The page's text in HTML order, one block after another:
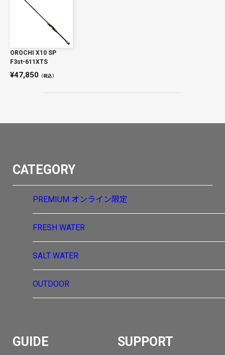
OROCHI X10 SP
F3st-611XTS
47,850 （税込）
CATEGORY
PREMIUM オンライン限定
FRESH WATER
SALT WATER
OUTDOOR
GUIDE SUPPORT